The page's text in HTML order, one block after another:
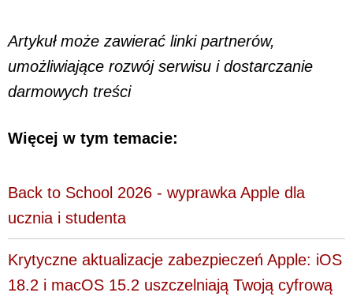
Artykuł może zawierać linki partnerów,
umożliwiające rozwój serwisu i dostarczanie
darmowych treści
Więcej w tym temacie:
Back to School 2026 - wyprawka Apple dla
ucznia i studenta
Krytyczne aktualizacje zabezpieczeń Apple: iOS
18.2 i macOS 15.2 uszczelniają Twoją cyfrową